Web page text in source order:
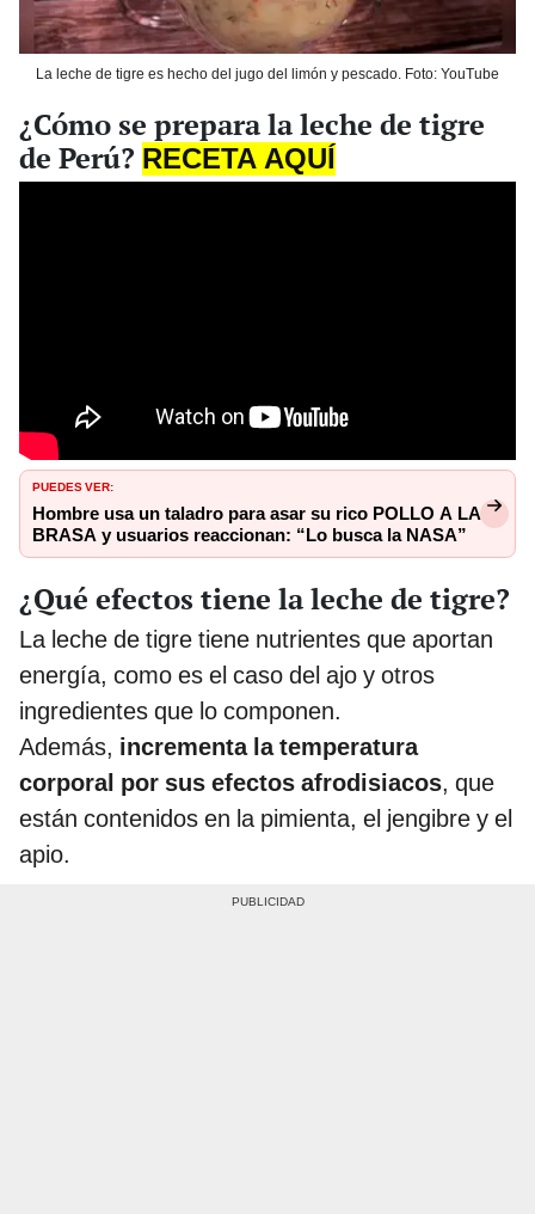
La leche de tigre es hecho del jugo del limón y pescado. Foto: YouTube
¿Cómo se prepara la leche de tigre
de Perú? RECETA AQUÍ
PUEDES VER:
Hombre usa un taladro para asar su rico POLLO A LA
BRASA y usuarios reaccionan: “Lo busca la NASA”
¿Qué efectos tiene la leche de tigre?
La leche de tigre tiene nutrientes que aportan
energía, como es el caso del ajo y otros
ingredientes que lo componen.
Además, incrementa la temperatura
corporal por sus efectos afrodisiacos, que
están contenidos en la pimienta, el jengibre y el
apio.